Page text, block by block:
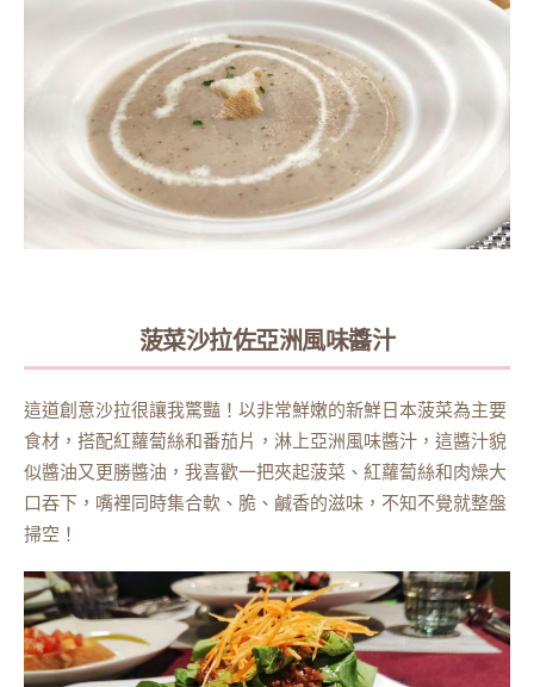
菠菜沙拉佐亞洲風味醬汁
這道創意沙拉很讓我驚豔！以非常鮮嫩的新鮮日本菠菜為主要
食材，搭配紅蘿蔔絲和番茄片，淋上亞洲風味醬汁，這醬汁貌
似醬油又更勝醬油，我喜歡一把夾起菠菜、紅蘿蔔絲和肉燥大
口吞下，嘴裡同時集合軟、脆、鹹香的滋味，不知不覺就整盤
掃空！